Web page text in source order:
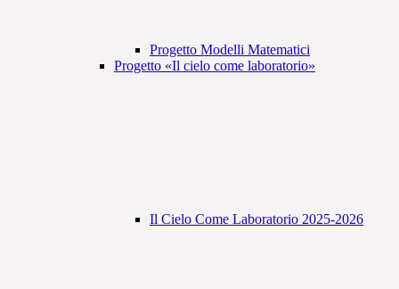
Progetto Modelli Matematici
Progetto «Il cielo come laboratorio»
Il Cielo Come Laboratorio 2025-2026